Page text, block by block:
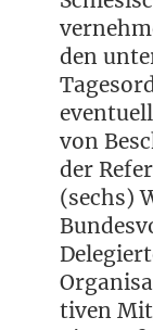
den
von
der
(sechs)
ti­ven